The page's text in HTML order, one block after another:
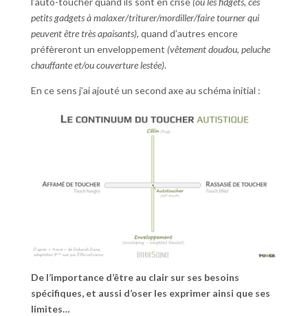
petits gadgets à malaxer/triturer/mordiller/faire tourner qui
peuvent être très apaisants), quand d’autres encore
préfèreront un enveloppement (vêtement doudou, peluche
chauffante et/ou couverture lestée).
En ce sens j’ai ajouté un second axe au schéma initial :
De l’importance d’être au clair sur ses besoins
spécifiques, et aussi d’oser les exprimer ainsi que ses
limites…